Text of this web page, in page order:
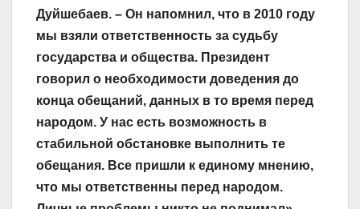
Дуйшебаев. – Он напомнил, что в 2010 году
мы взяли ответственность за судьбу
государства и общества. Президент
говорил о необходимости доведения до
конца обещаний, данных в то время перед
народом. У нас есть возможность в
стабильной обстановке выполнить те
обещания. Все пришли к единому мнению,
что мы ответственны перед народом.